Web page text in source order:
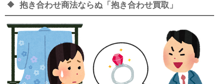
抱き合わせ商法ならぬ「抱き合わせ買取」